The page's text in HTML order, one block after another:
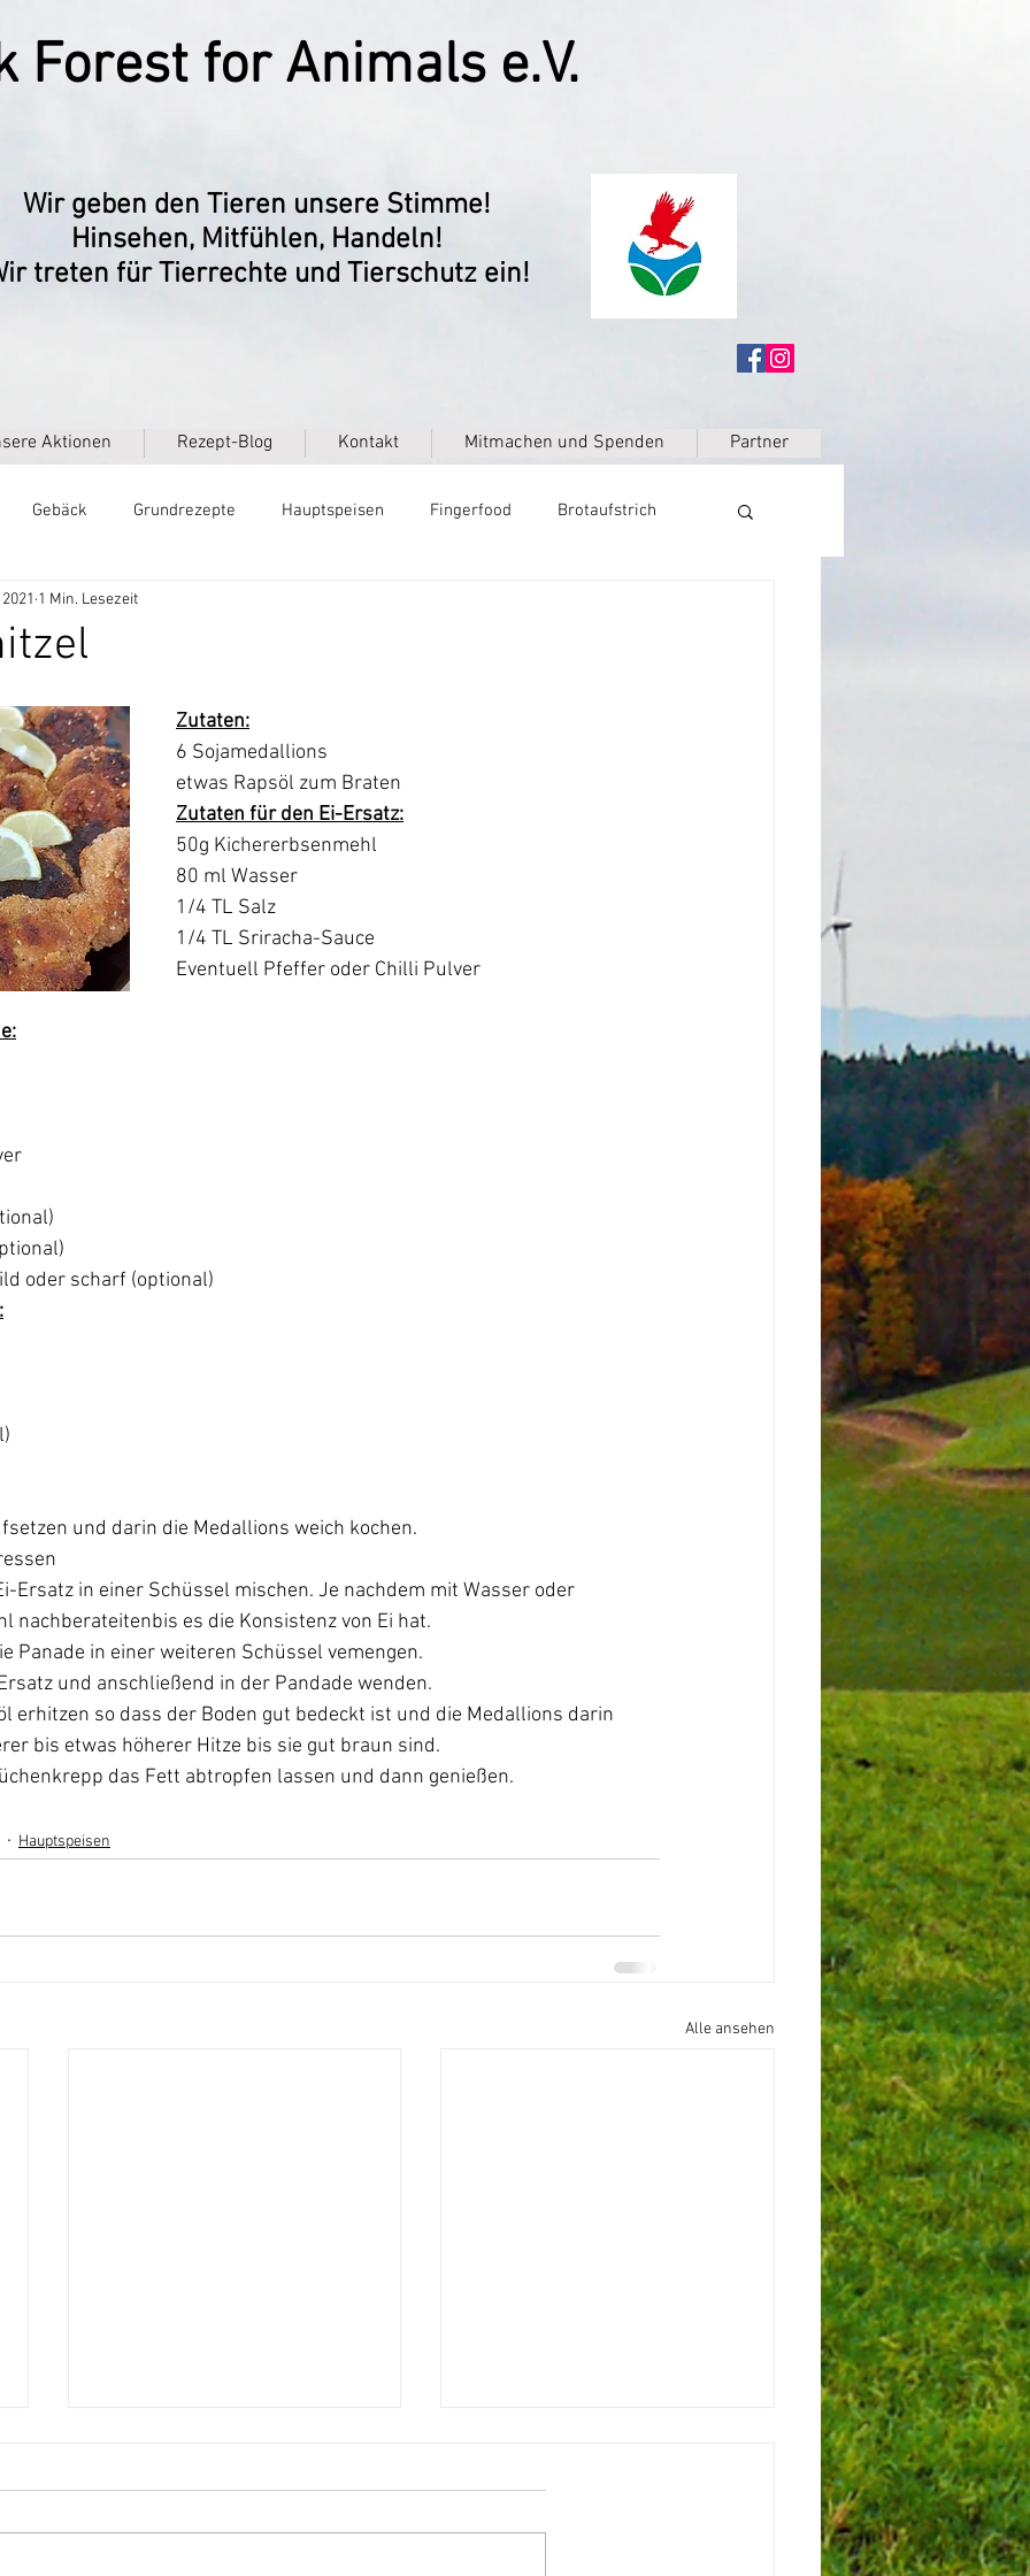
Forest for Animals e.V.
Wir geben den Tieren unsere Stimme!
Hinsehen, Mitfühlen, Handeln!
treten für Tierrechte und Tierschutz ein!
Aktionen Rezept-Blog Kontakt Mitmachen und Spenden Partner
Gebäck Grundrezepte Hauptspeisen Fingerfood Brotaufstrich
Zuckerfrei
1 Min. Lesezeit
Zutaten:
6 Sojamedallions
etwas Rapsöl zum Braten
Zutaten für den Ei-Ersatz:
50g Kichererbsenmehl
80 ml Wasser
1/4 TL Salz
1/4 TL Sriracha-Sauce
Eventuell Pfeffer oder Chilli Pulver
oder scharf (optional)
und darin die Medallions weich kochen.
Ersatz in einer Schüssel mischen. Je nachdem mit Wasser oder
nachberateitenbis es die Konsistenz von Ei hat.
Panade in einer weiteren Schüssel vemengen.
und anschließend in der Pandade wenden.
erhitzen so dass der Boden gut bedeckt ist und die Medallions darin
bis etwas höherer Hitze bis sie gut braun sind.
das Fett abtropfen lassen und dann genießen.
Hauptspeisen
Alle ansehen